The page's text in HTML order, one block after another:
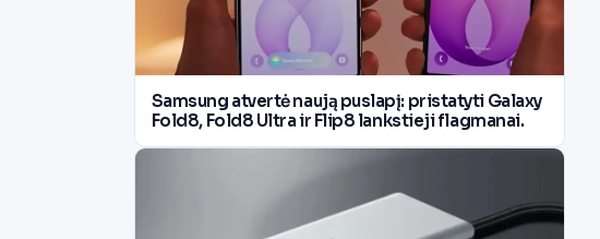
Samsung atvertė naują puslapį: pristatyti Galaxy
Fold8, Fold8 Ultra ir Flip8 lankstieji flagmanai.